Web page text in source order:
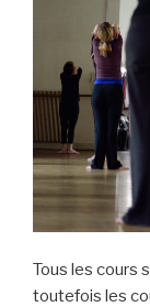
Tous les cours
toutefois les